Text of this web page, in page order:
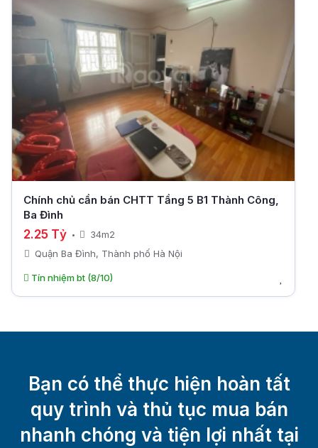
Chính chủ cần bán CHTT Tầng 5 B1 Thành Công,
Ba Đình
2.25 Tỷ
34m2
Quận Ba Đình, Thành phố Hà Nội
Tín nhiệm bt (8/10)
Bạn có thể thực hiện hoàn tất
quy trình và thủ tục mua bán
nhanh chóng và tiện lợi nhất tại